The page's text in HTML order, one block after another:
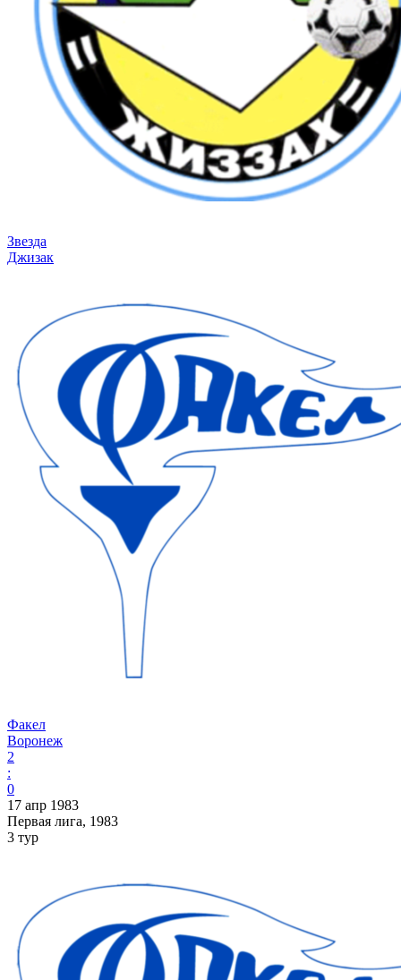
Звезда
Джизак
Факел
Воронеж
2
:
0
17 апр 1983
Первая лига, 1983
3 тур